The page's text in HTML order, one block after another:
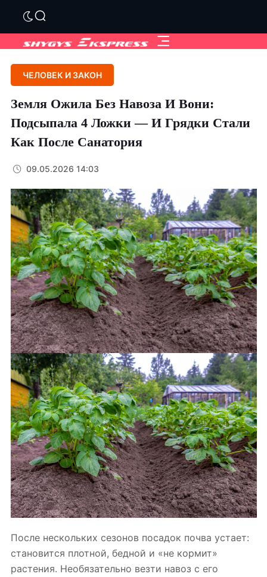
ЧЕЛОВЕК И ЗАКОН
Земля Ожила Без Навоза И Вони:
Подсыпала 4 Ложки — И Грядки Стали
Как После Санатория
09.05.2026 14:03
После нескольких сезонов посадок почва устает:
становится плотной, бедной и «не кормит»
растения. Необязательно везти навоз с его